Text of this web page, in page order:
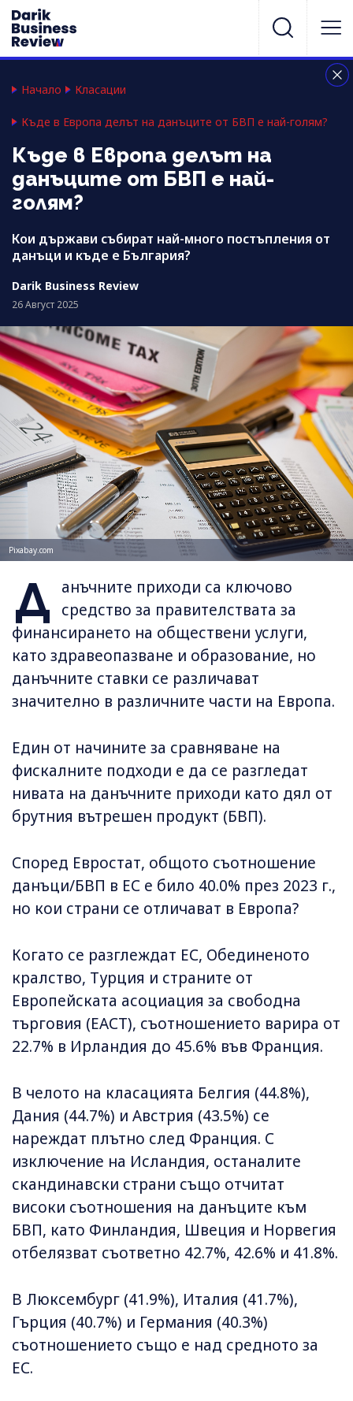
Начало Класации
Къде в Европа делът на данъците от БВП е най-голям?
Къде в Европа делът на
данъците от БВП е най-
голям?
Кои държави събират най-много постъпления от
данъци и къде е България?
Darik Business Review
26 Август 2025
Pixabay.com
Д
анъчните приходи са ключово
средство за правителствата за
финансирането на обществени услуги,
като здравеопазване и образование, но
данъчните ставки се различават
значително в различните части на Европа.
Един от начините за сравняване на
фискалните подходи е да се разгледат
нивата на данъчните приходи като дял от
брутния вътрешен продукт (БВП).
Според Евростат, общото съотношение
данъци/БВП в ЕС е било 40.0% през 2023 г.,
но кои страни се отличават в Европа?
Когато се разглеждат ЕС, Обединеното
кралство, Турция и страните от
Европейската асоциация за свободна
търговия (ЕАСТ), съотношението варира от
22.7% в Ирландия до 45.6% във Франция.
В челото на класацията Белгия (44.8%),
Дания (44.7%) и Австрия (43.5%) се
нареждат плътно след Франция. С
изключение на Исландия, останалите
скандинавски страни също отчитат
високи съотношения на данъците към
БВП, като Финландия, Швеция и Норвегия
отбелязват съответно 42.7%, 42.6% и 41.8%.
В Люксембург (41.9%), Италия (41.7%),
Гърция (40.7%) и Германия (40.3%)
съотношението също е над средното за
ЕС.